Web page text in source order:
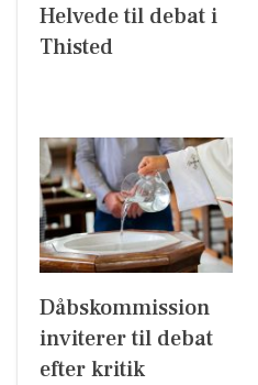
Helvede til debat i
Thisted
Dåbskommission
inviterer til debat
efter kritik